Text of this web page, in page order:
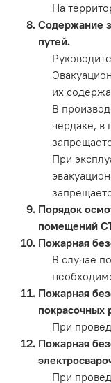
На
Содержание
путей.
их
В
чердаке, в
При
Порядок
помещений
Пожарная
В случае
Пожарная
покрасочных
При
Пожарная
При